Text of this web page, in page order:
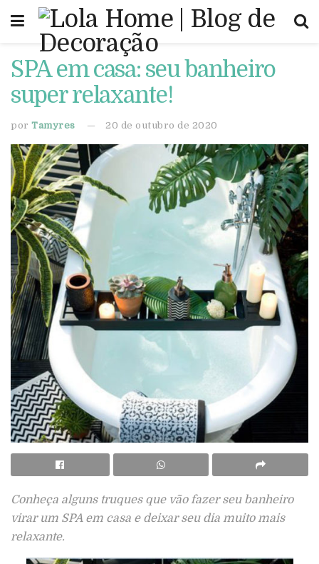
SPA em casa: seu banheiro
super relaxante!
por Tamyres 20 de outubro de 2020
Conheça alguns truques que vão fazer seu banheiro
virar um SPA em casa e deixar seu dia muito mais
relaxante.